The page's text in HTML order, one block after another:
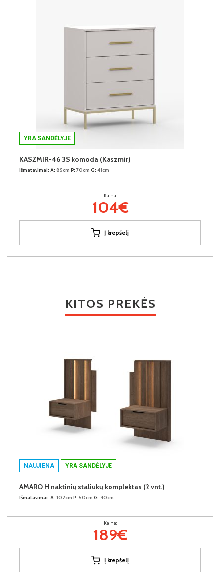
YRA SANDĖLYJE
KASZMIR-46 3S komoda (Kaszmir)
Išmatavimai: A: 85cm P: 70cm G: 41cm
Kaina:
104€
Į krepšelį
KITOS PREKĖS
NAUJIENA YRA SANDĖLYJE
AMARO H naktinių staliukų komplektas (2 vnt.)
Išmatavimai: A: 102cm P: 50cm G: 40cm
Kaina:
189€
Į krepšelį